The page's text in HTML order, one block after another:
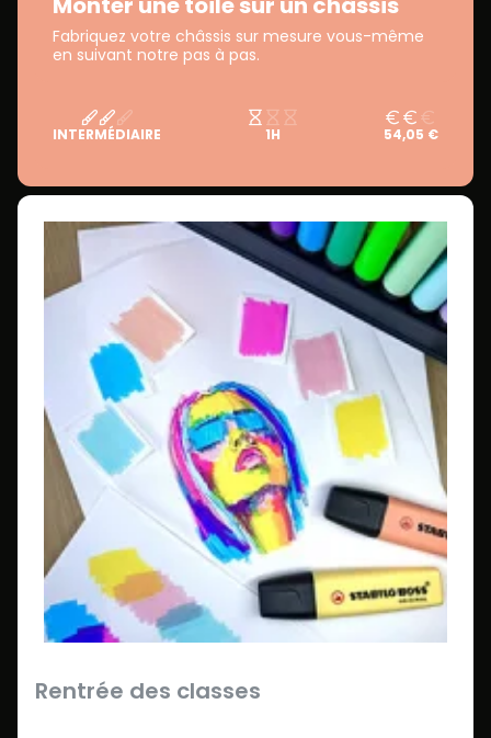
Fabriquez votre châssis sur mesure vous-même
en suivant notre pas à pas.
INTERMÉDIAIRE 1H 54,05 €
Rentrée des classes